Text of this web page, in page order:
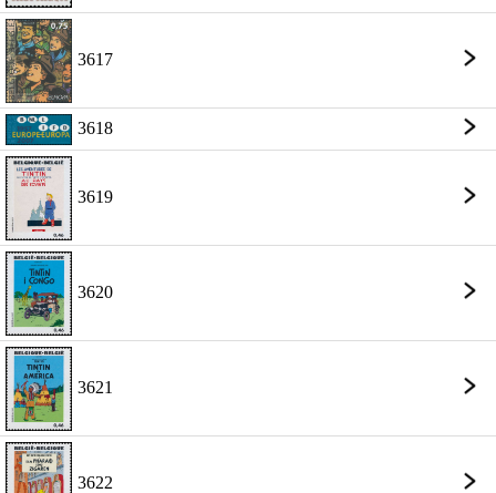
3617
3618
3619
3620
3621
3622